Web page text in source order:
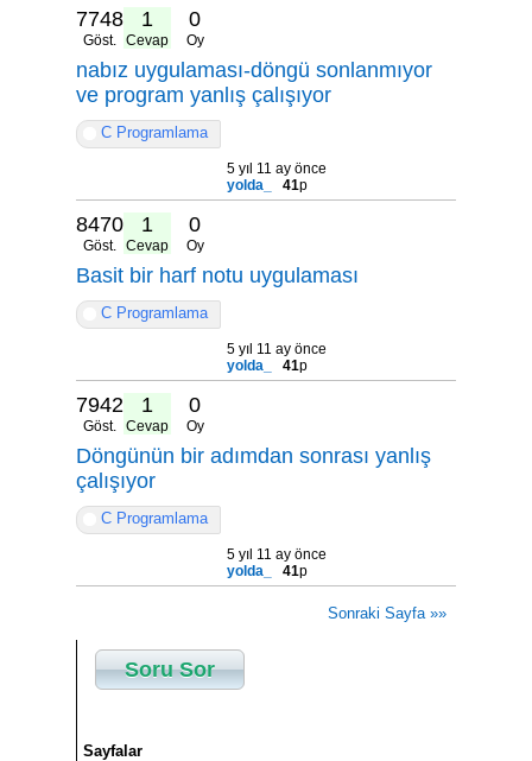
7748
Göst.
1
Cevap
0
Oy
nabız uygulaması-döngü sonlanmıyor
ve program yanlış çalışıyor
C Programlama
5 yıl 11 ay önce
yolda_
41p
8470
Göst.
1
Cevap
0
Oy
Basit bir harf notu uygulaması
C Programlama
5 yıl 11 ay önce
yolda_
41p
7942
Göst.
1
Cevap
0
Oy
Döngünün bir adımdan sonrası yanlış
çalışıyor
C Programlama
5 yıl 11 ay önce
yolda_
41p
Sonraki Sayfa »»
Soru Sor
Sayfalar